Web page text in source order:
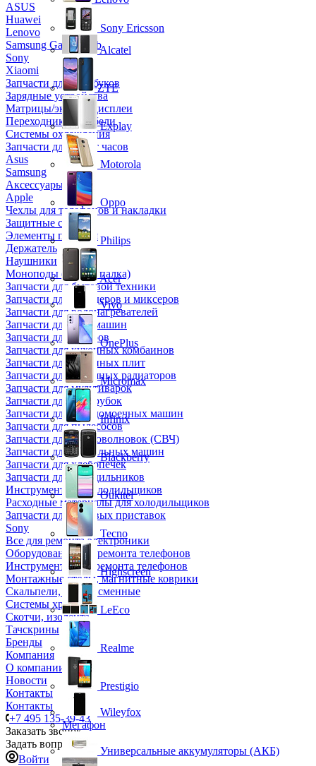
ASUS
Huawei
Lenovo
Samsung Galaxy Tab
Sony
Xiaomi
Запчасти для ноутбуков
Зарядные устройства
Матрицы/экраны/дисплеи
Переходники и кабели
Системы охлаждения
Запчасти для смарт часов
Asus
Samsung
Аксессуары
Apple
Чехлы для телефонов и накладки
Защитные стекла
Элементы питания
Держатель
Наушники
Моноподы (Селфи палка)
Запчасти для бытовой техники
Запчасти для блендеров и миксеров
Запчасти для водонагревателей
Запчасти для кофемашин
Запчасти для кулеров
Запчасти для кухонных комбаинов
Запчасти для кухонных плит
Запчасти для масляных радиаторов
Запчасти для мультиварок
Запчасти для мясорубок
Запчасти для посудомоечных машин
Запчасти для пылесосов
Запчасти для микроволновок (СВЧ)
Запчасти для стиральных машин
Запчасти для хлебопечек
Запчасти для холодильников
Инструмент для холодильщиков
Расходные материалы для холодильщиков
Запчасти для игровых приставок
Sony
Все для ремонта электроники
Оборудование для ремонта телефонов
Инструменты для ремонта телефонов
Монтажные столы, магнитные коврики
Скальпели, лезвия сменные
Системы хранения
Скотчи, изолента
Тачскрины
Бренды
Компания
О компании
Новости
Контакты
Контакты
+7 495 135-39-43
Заказать звонок
Задать вопрос
Войти
Sony Ericsson
Alcatel
ZTE
Explay
Motorola
Oppo
Philips
Acer
Vivo
OnePlus
Micromax
Infinix
Blackberry
Oukitel
Tecno
Highscreen
LeEco
Realme
Prestigio
Wileyfox
Мегафон
Универсальные аккумуляторы (АКБ)